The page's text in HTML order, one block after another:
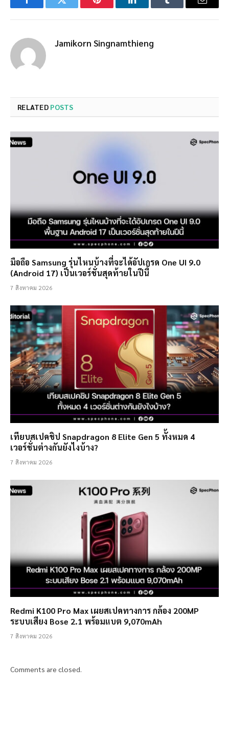
FacebookTwitter Pinterest LinkedInTumblr Email
Jamikorn Singnamthieng
RELATED POSTS
มือถือ Samsung รุ่นไหนบ้างที่จะได้อัปเกรด One UI 9.0
(Android 17) เป็นเวอร์ชั่นสุดท้ายในปีนี้
7 สิงหาคม 2026
เทียบสเปคชิป Snapdragon 8 Elite Gen 5 ทั้งหมด 4
เวอร์ชั่นต่างกันยังไงบ้าง?
7 สิงหาคม 2026
Redmi K100 Pro Max เผยสเปคทางการ กล้อง 200MP
ระบบเสียง Bose 2.1 พร้อมแบต 9,070mAh
7 สิงหาคม 2026
Comments are closed.